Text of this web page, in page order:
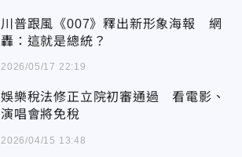
川普跟風《007》釋出新形象海報 網
轟：這就是總統？
2026/05/17 22:19
娛樂稅法修正立院初審通過 看電影、
演唱會將免稅
2026/04/15 13:48